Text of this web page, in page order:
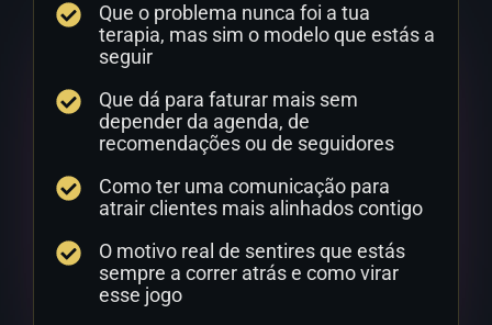
Que o problema nunca foi a tua
terapia, mas sim o modelo que estás a
seguir
Que dá para faturar mais sem
depender da agenda, de
recomendações ou de seguidores
Como ter uma comunicação para
atrair clientes mais alinhados contigo
O motivo real de sentires que estás
sempre a correr atrás e como virar
esse jogo